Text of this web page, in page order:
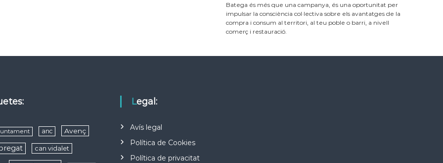
Batega és més que una campanya, és una oportunitat per
impulsar la consciència col·lectiva sobre els avantatges de la
compra i consum al territori, al teu poble o barri, a nivell
comerç i restauració.
anc Avenç
can vidalet
Legal:
Avís legal
Política de Cookies
Política de privacitat